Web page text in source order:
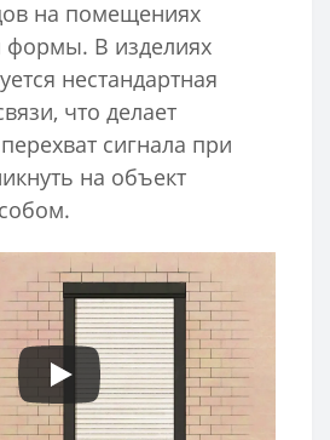
на помещениях
формы. В изделиях
нестандартная
что делает
сигнала при
на объект